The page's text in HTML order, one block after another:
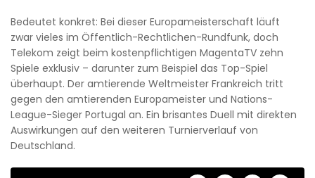
Bedeutet konkret: Bei dieser Europameisterschaft läuft
zwar vieles im Öffentlich-Rechtlichen-Rundfunk, doch
Telekom zeigt beim kostenpflichtigen MagentaTV zehn
Spiele exklusiv – darunter zum Beispiel das Top-Spiel
überhaupt. Der amtierende Weltmeister Frankreich tritt
gegen den amtierenden Europameister und Nations-
League-Sieger Portugal an. Ein brisantes Duell mit direkten
Auswirkungen auf den weiteren Turnierverlauf von
Deutschland.